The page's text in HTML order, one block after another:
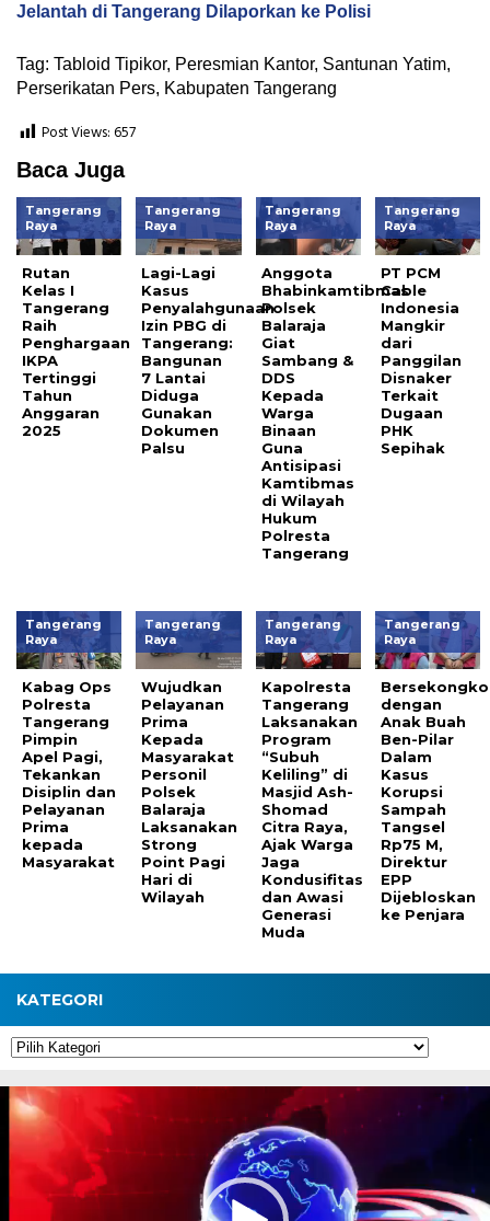
Jelantah di Tangerang Dilaporkan ke Polisi
Tag: Tabloid Tipikor, Peresmian Kantor, Santunan Yatim,
Perserikatan Pers, Kabupaten Tangerang
Post Views:657
Baca Juga
Tangerang
Raya
Rutan
Kelas I
Tangerang
Raih
Penghargaan
IKPA
Tertinggi
Tahun
Anggaran
2025
Tangerang
Raya
Lagi-Lagi
Kasus
Penyalahgunaan
Izin PBG di
Tangerang:
Bangunan
7 Lantai
Diduga
Gunakan
Dokumen
Palsu
Tangerang
Raya
Anggota
Bhabinkamtibmas
Polsek
Balaraja
Giat
Sambang &
DDS
Kepada
Warga
Binaan
Guna
Antisipasi
Kamtibmas
di Wilayah
Hukum
Polresta
Tangerang
Tangerang
Raya
PT PCM
Cable
Indonesia
Mangkir
dari
Panggilan
Disnaker
Terkait
Dugaan
PHK
Sepihak
Tangerang
Raya
Kabag Ops
Polresta
Tangerang
Pimpin
Apel Pagi,
Tekankan
Disiplin dan
Pelayanan
Prima
kepada
Masyarakat
Tangerang
Raya
Wujudkan
Pelayanan
Prima
Kepada
Masyarakat
Personil
Polsek
Balaraja
Laksanakan
Strong
Point Pagi
Hari di
Wilayah
Tangerang
Raya
Kapolresta
Tangerang
Laksanakan
Program
“Subuh
Keliling” di
Masjid Ash-
Shomad
Citra Raya,
Ajak Warga
Jaga
Kondusifitas
dan Awasi
Generasi
Muda
Tangerang
Raya
dengan
Anak Buah
Ben-Pilar
Dalam
Kasus
Korupsi
Sampah
Tangsel
Rp75 M,
Direktur
EPP
Dijebloskan
ke Penjara
KATEGORI
Kategori
Pemutar
Video